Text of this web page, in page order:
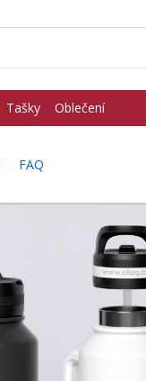
Tašky Oblečení
FAQ